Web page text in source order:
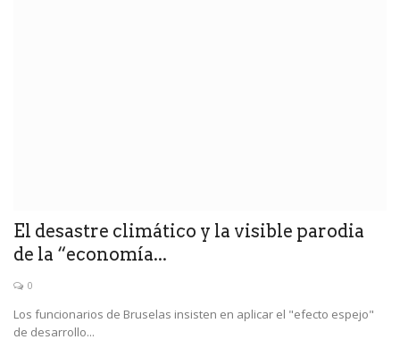
El desastre climático y la visible parodia
de la “economía...
0
Los funcionarios de Bruselas insisten en aplicar el "efecto espejo"
de desarrollo...